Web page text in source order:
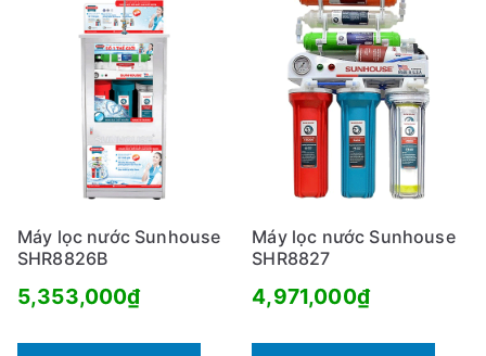
Máy lọc nước Sunhouse
SHR8826B
5,353,000₫
Máy lọc nước Sunhouse
SHR8827
4,971,000₫